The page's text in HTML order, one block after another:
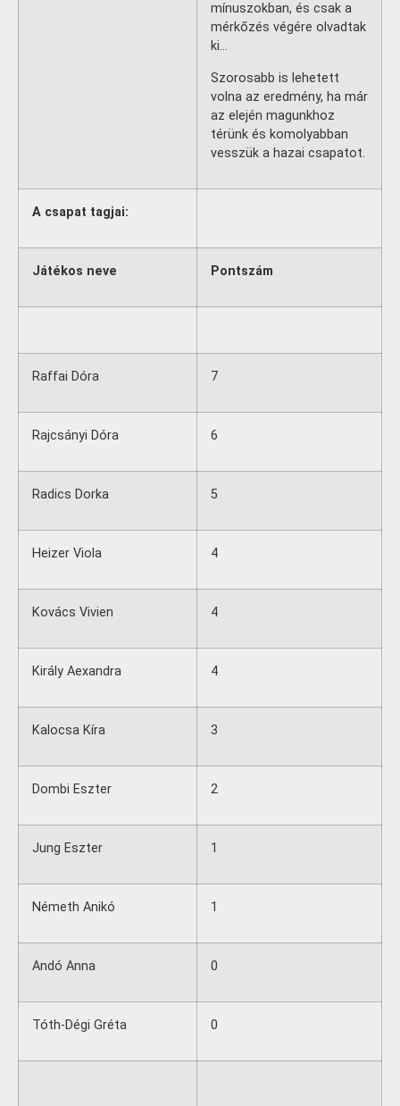
mínuszokban, és csak a
mérkőzés végére olvadtak
ki…
Szorosabb is lehetett
volna az eredmény, ha már
az elején magunkhoz
térünk és komolyabban
vesszük a hazai csapatot.
A csapat tagjai:
Játékos neve Pontszám
Raffai Dóra 7
Rajcsányi Dóra 6
Radics Dorka 5
Heizer Viola 4
Kovács Vivien 4
Király Aexandra 4
Kalocsa Kíra 3
Dombi Eszter 2
Jung Eszter 1
Németh Anikó 1
Andó Anna 0
Tóth-Dégi Gréta 0